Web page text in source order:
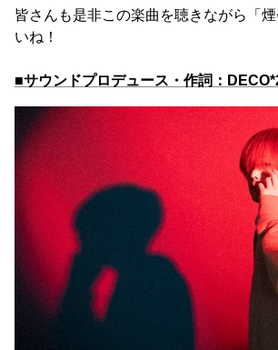
皆さんも是非この楽曲を聴きながら「
いね！
■サウンドプロデュース・作詞：